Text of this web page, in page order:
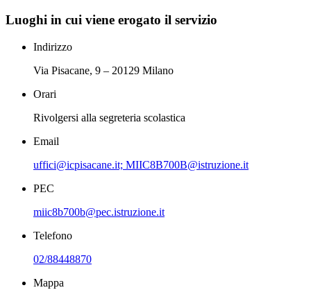
Luoghi in cui viene erogato il servizio
Indirizzo
Via Pisacane, 9 – 20129 Milano
Orari
Rivolgersi alla segreteria scolastica
Email
uffici@icpisacane.it; MIIC8B700B@istruzione.it
PEC
miic8b700b@pec.istruzione.it
Telefono
02/88448870
Mappa